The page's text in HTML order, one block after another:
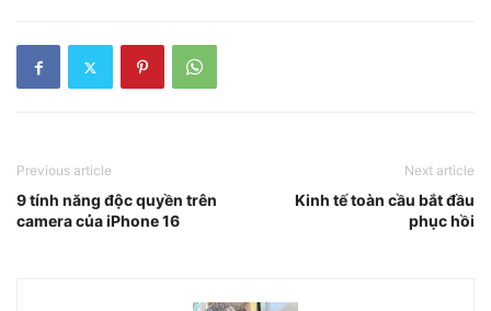
Previous article
9 tính năng độc quyền trên
camera của iPhone 16
Next article
Kinh tế toàn cầu bắt đầu
phục hồi